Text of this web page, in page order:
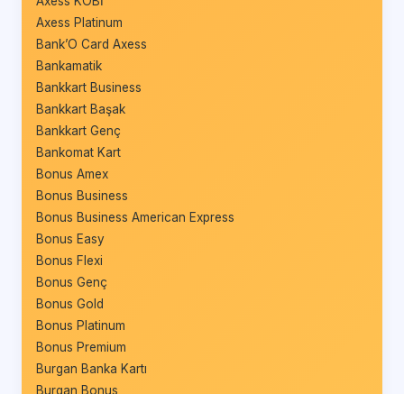
Axess Platinum
Bank’O Card Axess
Bankamatik
Bankkart Business
Bankkart Başak
Bankkart Genç
Bankomat Kart
Bonus Amex
Bonus Business
Bonus Business American Express
Bonus Easy
Bonus Flexi
Bonus Genç
Bonus Gold
Bonus Platinum
Bonus Premium
Burgan Banka Kartı
Burgan Bonus